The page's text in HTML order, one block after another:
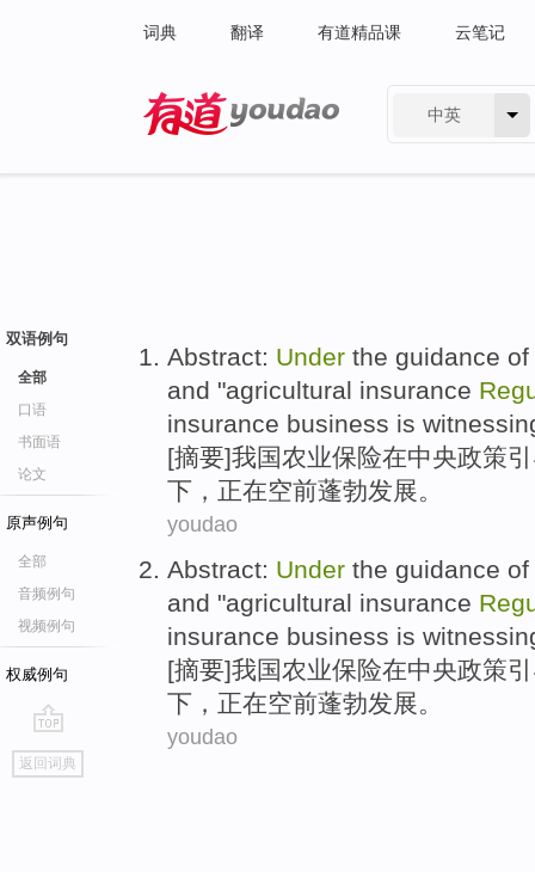
词典 翻译 有道精品课 云笔记
中英
双语例句
全部
口语
书面语
论文
原声例句
全部
音频例句
视频例句
权威例句
go
top
返回词典
Abstract: Under the guidance of
and "agricultural insurance
insurance business is
[摘要]我国农业保险在中央政策
下 ， 正在空前蓬勃发展。
youdao
Abstract: Under the guidance of
and "agricultural insurance
insurance business is
[摘要]我国农业保险在中央政策
下 ， 正在空前蓬勃发展。
youdao